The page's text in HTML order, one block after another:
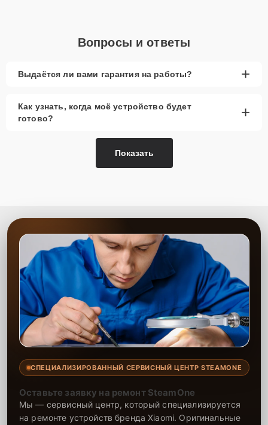
Вопросы и ответы
Выдаётся ли вами гарантия на работы? +
Как узнать, когда моё устройство будет
готово?
+
Показать
СПЕЦИАЛИЗИРОВАННЫЙ СЕРВИСНЫЙ ЦЕНТР STEAMONE
Оставьте заявку на ремонт SteamOne
Мы — сервисный центр, который специализируется
на ремонте устройств бренда Xiaomi. Оригинальные